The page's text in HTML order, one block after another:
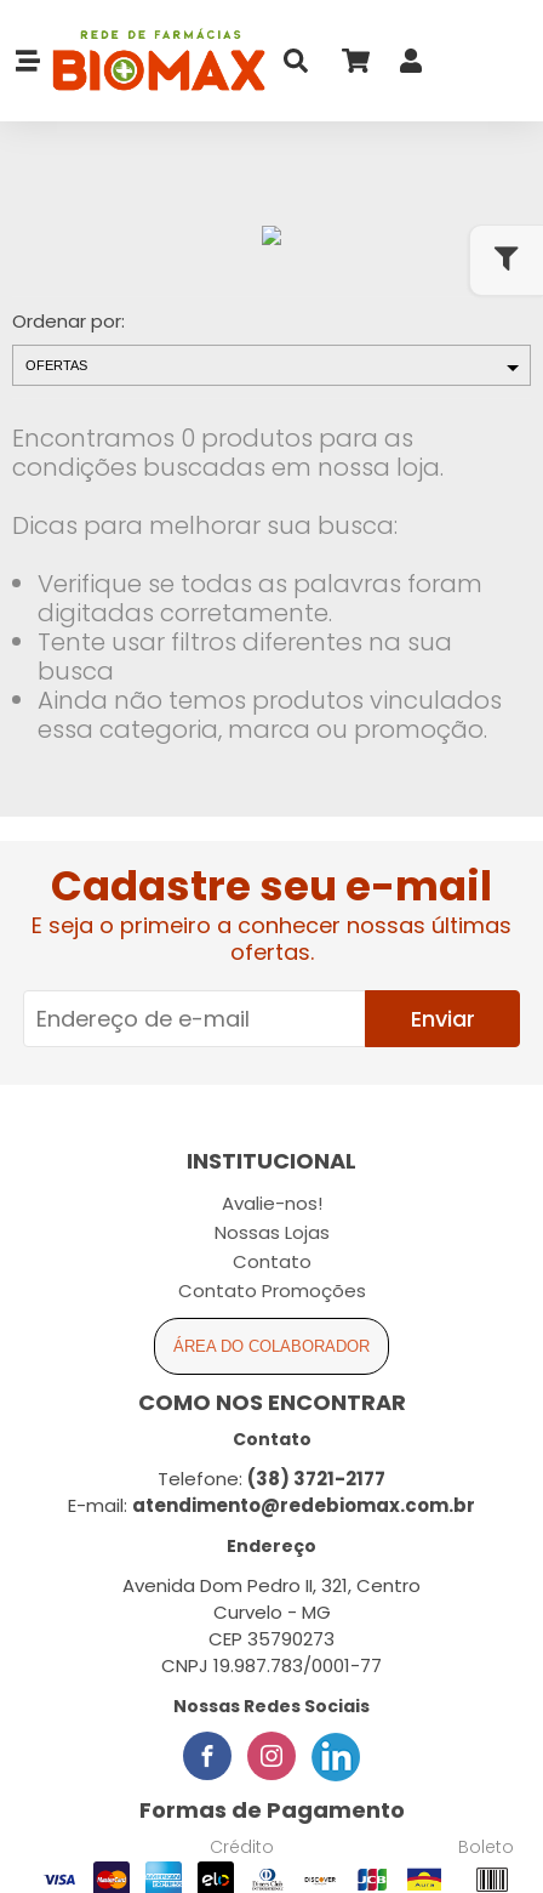
Ordenar por:
Encontramos 0 produtos para as
condições buscadas em nossa loja.
Dicas para melhorar sua busca:
Verifique se todas as palavras foram
digitadas corretamente.
Tente usar filtros diferentes na sua
busca
Ainda não temos produtos vinculados
essa categoria, marca ou promoção.
Cadastre seu e-mail
E seja o primeiro a conhecer nossas últimas
ofertas.
Enviar
INSTITUCIONAL
Avalie-nos!
Nossas Lojas
Contato
Contato Promoções
ÁREA DO COLABORADOR
COMO NOS ENCONTRAR
Contato
Telefone: (38) 3721-2177
E-mail: atendimento@redebiomax.com.br
Endereço
Avenida Dom Pedro II, 321, Centro
Curvelo - MG
CEP 35790273
CNPJ 19.987.783/0001-77
Nossas Redes Sociais
Formas de Pagamento
Crédito Boleto